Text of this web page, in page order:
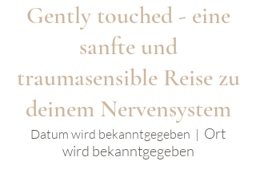
Gently touched - eine
sanfte und
traumasensible Reise zu
deinem Nervensystem
Datum wird bekanntgegeben
  |
Ort
wird bekanntgegeben